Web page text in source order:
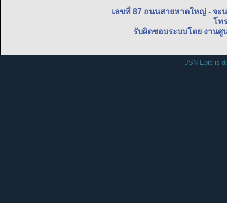
เลขที่ 87 ถนนสายหาดใหญ่ - จ
โท
รับผิดชอบระบบโดย งาน
JSN Epic is